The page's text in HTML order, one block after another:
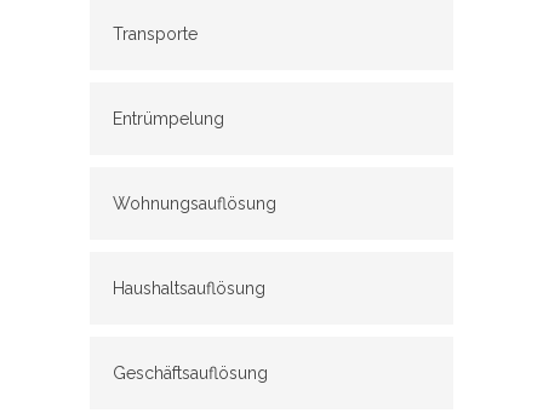
Transporte
Entrümpelung
Wohnungsauflösung
Haushaltsauflösung
Geschäftsauflösung